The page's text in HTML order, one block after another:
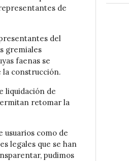
de
del
gremiales
faenas se
la construcción.
liquidación de
retomar la
usuarios como de
legales que se han
pudimos